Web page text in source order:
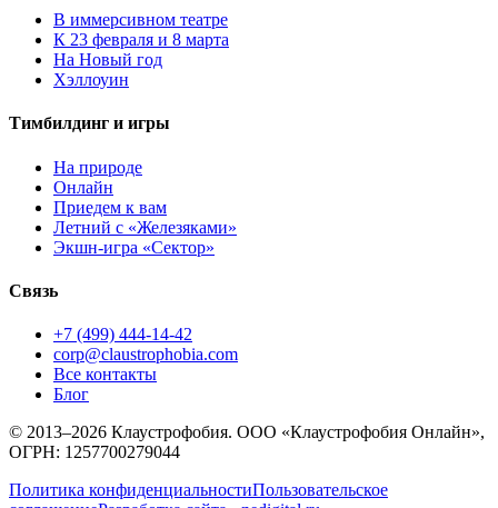
В иммерсивном театре
К 23 февраля и 8 марта
На Новый год
Хэллоуин
Тимбилдинг и игры
На природе
Онлайн
Приедем к вам
Летний с «Железяками»
Экшн-игра «Сектор»
Связь
+7 (499) 444-14-42
corp@claustrophobia.com
Все контакты
Блог
© 2013–2026 Клаустрофобия. ООО «Клаустрофобия Онлайн»,
ОГРН: 1257700279044
Политика конфиденциальностиПользовательское